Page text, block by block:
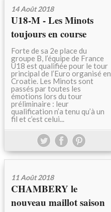
14 Août 2018
U18-M - Les Minots
toujours en course
Forte de sa 2e place du
groupe B, l’équipe de France
U18 est qualifiée pour le tour
principal de l’Euro organisé en
Croatie. Les Minots sont
passés par toutes les
émotions lors du tour
préliminaire : leur
qualification n’a tenu qu’à un
fil et c’est celui...
11 Août 2018
CHAMBERY le
nouveau maillot saison